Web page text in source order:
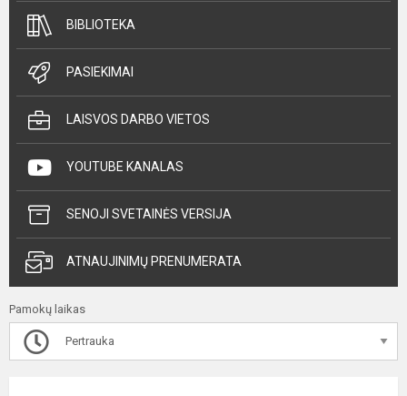
BIBLIOTEKA
PASIEKIMAI
LAISVOS DARBO VIETOS
YOUTUBE KANALAS
SENOJI SVETAINĖS VERSIJA
ATNAUJINIMŲ PRENUMERATA
Pamokų laikas
Pertrauka